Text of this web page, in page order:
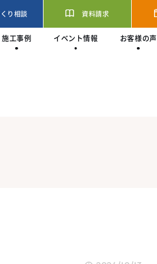
り相談 資料請求
施工事例 イベント情報 お客様の声